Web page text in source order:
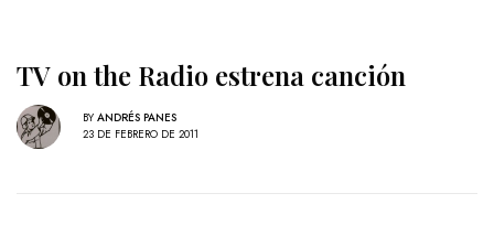
TV on the Radio estrena canción
BY ANDRÉS PANES
23 DE FEBRERO DE 2011